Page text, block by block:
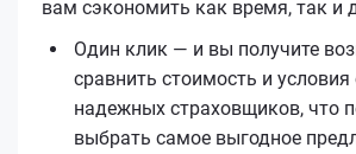
вам сэкономить как время, так и
Один клик — и вы получите
сравнить стоимость и условия
надежных страховщиков, что
выбрать самое выгодное